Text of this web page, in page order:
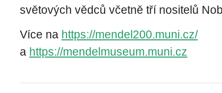
světových vědců včetně tří nositelů
Více na https://mendel200.muni.cz/
a https://mendelmuseum.muni.cz